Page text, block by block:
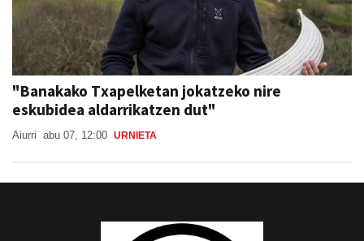
"Banakako Txapelketan jokatzeko nire
eskubidea aldarrikatzen dut"
Aiurri abu 07, 12:00 URNIETA